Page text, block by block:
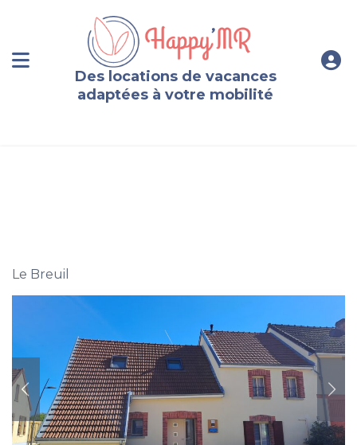
Des locations de vacances
adaptées à votre mobilité
Le Breuil